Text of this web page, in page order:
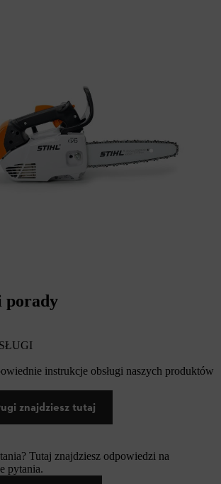
porady
instrukcje obsługi naszych produktów
znajdziesz tutaj
Tutaj znajdziesz odpowiedzi na
pytania.